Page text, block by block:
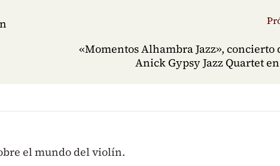
«Momentos Alhambra Jazz», concierto
Anick Gypsy Jazz Quartet
el mundo del violín.